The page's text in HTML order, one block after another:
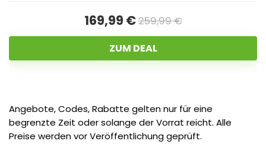
169,99 €259,99 €
ZUM DEAL
Angebote, Codes, Rabatte gelten nur für eine
begrenzte Zeit oder solange der Vorrat reicht. Alle
Preise werden vor Veröffentlichung geprüft.